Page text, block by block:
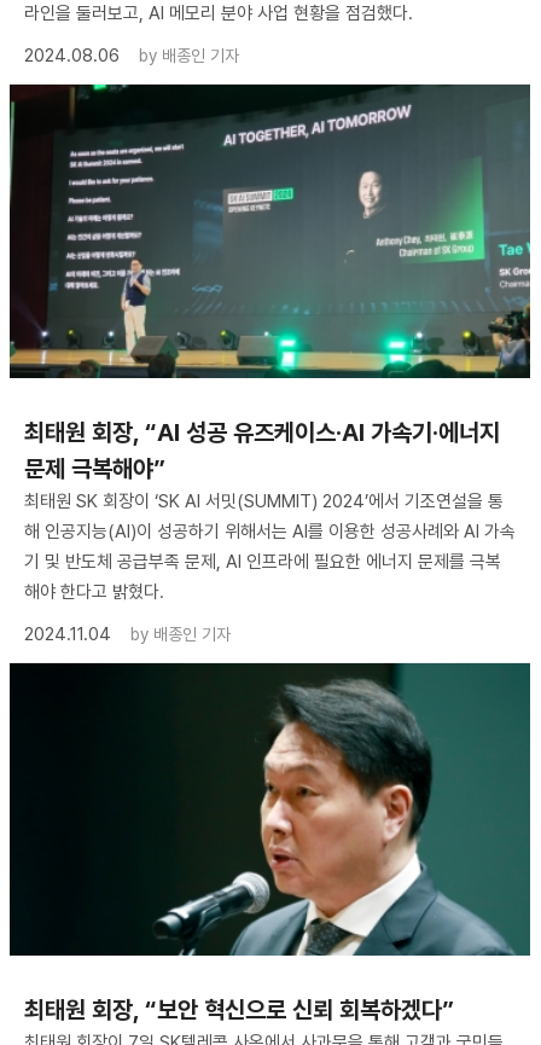
라인을 둘러보고, AI 메모리 분야 사업 현황을 점검했다.
2024.08.06
by 배종인 기자
최태원 회장, “AI 성공 유즈케이스·AI 가속기·에너지
문제 극복해야”
최태원 SK 회장이 ‘SK AI 서밋(SUMMIT) 2024’에서 기조연설을 통
해 인공지능(AI)이 성공하기 위해서는 AI를 이용한 성공사례와 AI 가속
기 및 반도체 공급부족 문제, AI 인프라에 필요한 에너지 문제를 극복
해야 한다고 밝혔다.
2024.11.04
by 배종인 기자
최태원 회장, “보안 혁신으로 신뢰 회복하겠다”